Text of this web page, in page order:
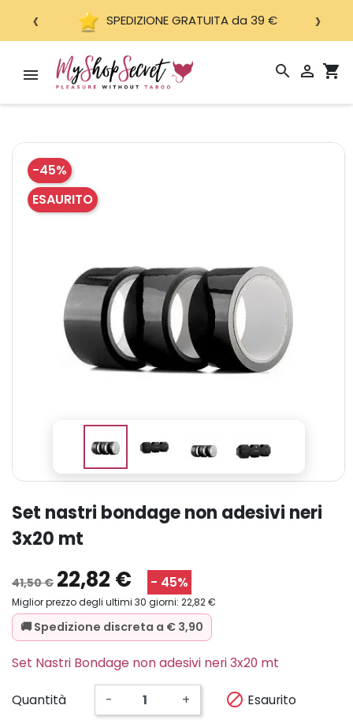
SPEDIZIONE GRATUITA da 39 €
‹ ›
search  shopping_cart
-45%
ESAURITO
set nastri bondage non adesivi neri
3x20 mt
41,50 € 22,82 € - 45%
Miglior prezzo degli ultimi 30 giorni: 22,82 €
🚚 Spedizione discreta a € 3,90
Set Nastri Bondage non adesivi neri 3x20 mt
Quantità - +  Esaurito